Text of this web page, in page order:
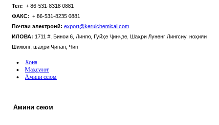
Тел: + 86-531-8318 0881
ФАКС: + 86-531-8235 0881
Почтаи электронӣ: export@keruichemical.com
ИЛОВА: 1711 #, Бинои 6, Лингю, Гуйҳе Ҷинҷзе, Шаҳри Луненг Лингсиу, ноҳияи
Шижонг, шаҳри Ҷинан, Чин
Хона
Маҳсулот
Амини сеюм
Амини сеюм